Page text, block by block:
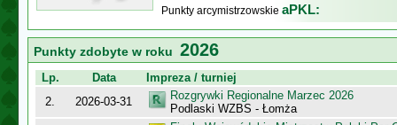
Punkty arcymistrzowskie aPKL:
Punkty zdobyte w roku 2026
Lp. Data
Impreza / turniej
2.
2026-03-31
Rozgrywki Regionalne Marzec 2026
Podlaski WZBS - Łomża